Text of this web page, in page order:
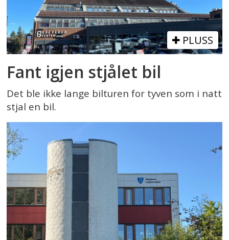
PLUSS
Fant igjen stjålet bil
Det ble ikke lange bilturen for tyven som i natt
stjal en bil.